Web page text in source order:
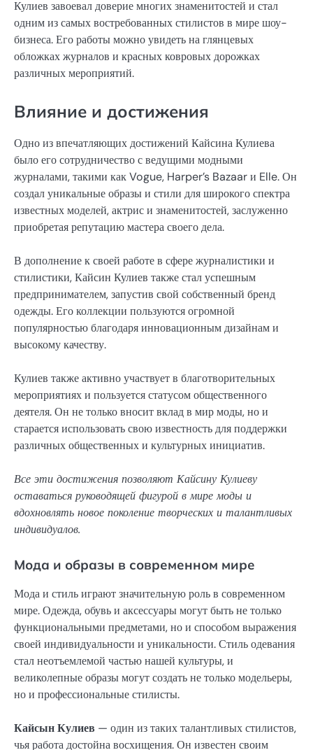
Кулиев завоевал доверие многих знаменитостей и стал
одним из самых востребованных стилистов в мире шоу-
бизнеса. Его работы можно увидеть на глянцевых
обложках журналов и красных ковровых дорожках
различных мероприятий.
Влияние и достижения
Одно из впечатляющих достижений Кайсина Кулиева
было его сотрудничество с ведущими модными
журналами, такими как Vogue, Harper’s Bazaar и Elle. Он
создал уникальные образы и стили для широкого спектра
известных моделей, актрис и знаменитостей, заслуженно
приобретая репутацию мастера своего дела.
В дополнение к своей работе в сфере журналистики и
стилистики, Кайсин Кулиев также стал успешным
предпринимателем, запустив свой собственный бренд
одежды. Его коллекции пользуются огромной
популярностью благодаря инновационным дизайнам и
высокому качеству.
Кулиев также активно участвует в благотворительных
мероприятиях и пользуется статусом общественного
деятеля. Он не только вносит вклад в мир моды, но и
старается использовать свою известность для поддержки
различных общественных и культурных инициатив.
Все эти достижения позволяют Кайсину Кулиеву
оставаться руководящей фигурой в мире моды и
вдохновлять новое поколение творческих и талантливых
индивидуалов.
Мода и образы в современном мире
Мода и стиль играют значительную роль в современном
мире. Одежда, обувь и аксессуары могут быть не только
функциональными предметами, но и способом выражения
своей индивидуальности и уникальности. Стиль одевания
стал неотъемлемой частью нашей культуры, и
великолепные образы могут создать не только модельеры,
но и профессиональные стилисты.
Кайсын Кулиев — один из таких талантливых стилистов,
чья работа достойна восхищения. Он известен своим